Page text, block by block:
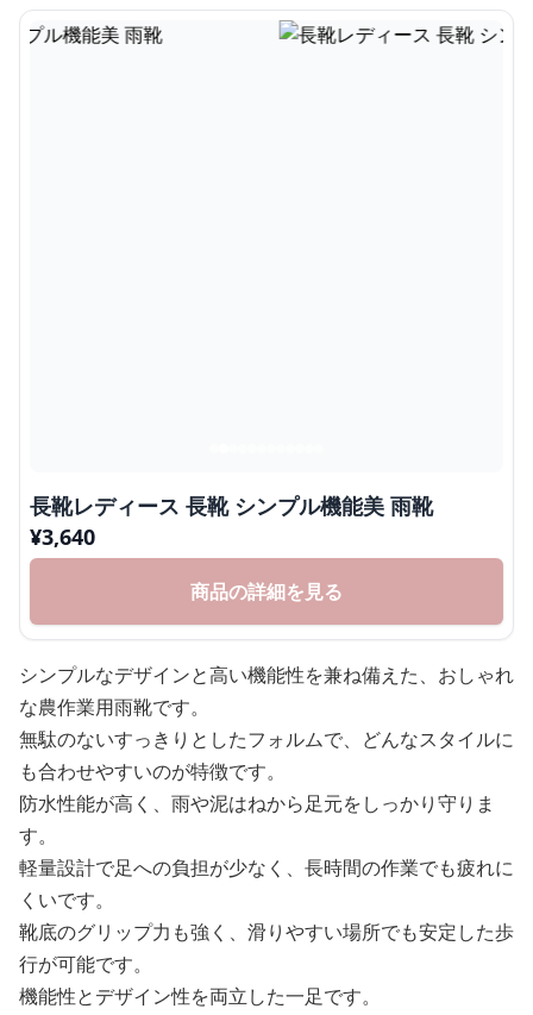
長靴レディース 長靴 シンプル機能美 雨靴
¥3,640
商品の詳細を見る
シンプルなデザインと高い機能性を兼ね備えた、おしゃれ
な農作業用雨靴です。
無駄のないすっきりとしたフォルムで、どんなスタイルに
も合わせやすいのが特徴です。
防水性能が高く、雨や泥はねから足元をしっかり守りま
す。
軽量設計で足への負担が少なく、長時間の作業でも疲れに
くいです。
靴底のグリップ力も強く、滑りやすい場所でも安定した歩
行が可能です。
機能性とデザイン性を両立した一足です。